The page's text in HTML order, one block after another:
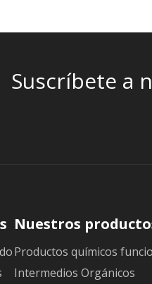
Suscríbete a
Nuestros
Productos químicos
Intermedios Orgánicos